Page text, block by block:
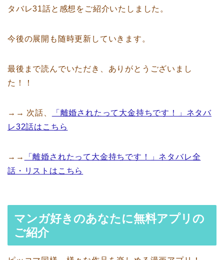
タバレ31話と感想をご紹介いたしました。
今後の展開も随時更新していきます。
最後まで読んでいただき、ありがとうございまし
た！！
→→ 次話、
「離婚されたって大金持ちです！」ネタバ
レ32話はこちら
→→
「離婚されたって大金持ちです！」ネタバレ全
話・リストはこちら
マンガ好きのあなたに無料アプリの
ご紹介